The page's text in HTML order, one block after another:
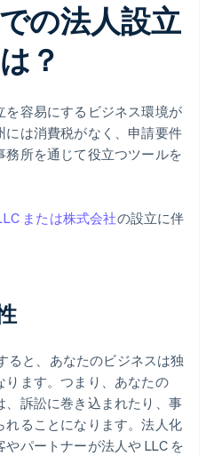
の法人設立
？
を容易にするビジネス環境が
は消費税がなく、申請要件
務所を通じて役立つツールを
または株式会社の設立に伴
ると、あなたのビジネスは独
ります。つまり、あなたの
訴訟に巻き込まれたり、事
ることになります。法人化
パートナーが法人や LLC を